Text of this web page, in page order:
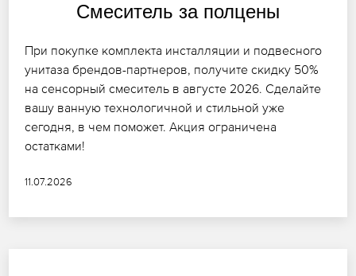
Смеситель за полцены
При покупке комплекта инсталляции и подвесного
унитаза брендов-партнеров, получите скидку 50%
на сенсорный смеситель в августе 2026. Сделайте
вашу ванную технологичной и стильной уже
сегодня, в чем поможет. Акция ограничена
остатками!
11.07.2026